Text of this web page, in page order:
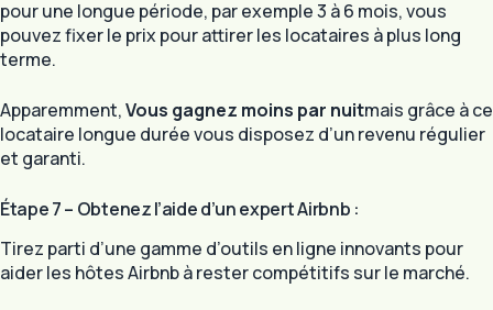
pour une longue période, par exemple 3 à 6 mois, vous
pouvez fixer le prix pour attirer les locataires à plus long
terme.
Apparemment,Vous gagnez moins par nuitmais grâce à ce
locataire longue durée vous disposez d’un revenu régulier
et garanti.
Étape 7 – Obtenez l’aide d’un expert Airbnb :
Tirez parti d’une gamme d’outils en ligne innovants pour
aider les hôtes Airbnb à rester compétitifs sur le marché.